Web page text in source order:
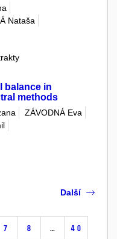
Nataša
balance in
methods
ZÁVODNÁ Eva
7 8 … 40
Další